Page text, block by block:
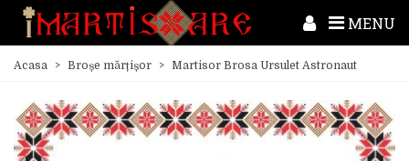
MENU
Acasa > Broșe mărțișor > Martisor Brosa Ursulet Astronaut